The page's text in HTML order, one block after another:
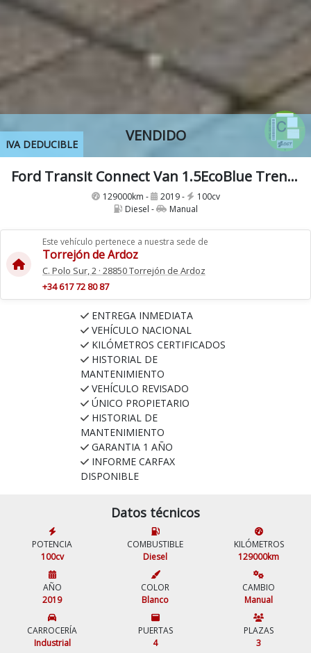
VENDIDO
IVA DEDUCIBLE
Ford Transit Connect Van 1.5EcoBlue Trend 210 S&S Trend L2, 3 Plazas, 6 Velocidades Etiqueta C IVA y Garantía Incl
129000km - 2019 -
100cv
Diesel -
Manual
Este vehículo pertenece a nuestra sede de
Torrejón de Ardoz
C. Polo Sur, 2 · 28850 Torrejón de Ardoz
+34 617 72 80 87
ENTREGA INMEDIATA
VEHÍCULO NACIONAL
KILÓMETROS CERTIFICADOS
HISTORIAL DE
MANTENIMIENTO
VEHÍCULO REVISADO
ÚNICO PROPIETARIO
HISTORIAL DE
MANTENIMIENTO
GARANTIA 1 AÑO
INFORME CARFAX
DISPONIBLE
Datos técnicos
POTENCIA
100cv
COMBUSTIBLE
Diesel
KILÓMETROS
129000km
AÑO
2019
COLOR
Blanco
CAMBIO
Manual
CARROCERÍA
Industrial
PUERTAS
4
PLAZAS
3